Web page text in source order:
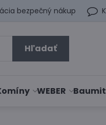
bezpečný nákup
Hľadať
WEBER Baumit